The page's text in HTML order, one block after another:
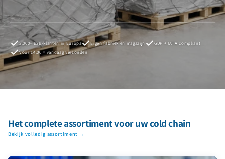
3.000+ B2B-klanten in Europa Eigen fabriek en magazijn
GDP + IATA compliant
Voor 14:00 = vandaag verzonden
Het complete assortiment voor uw cold chain
Bekijk volledig assortiment →